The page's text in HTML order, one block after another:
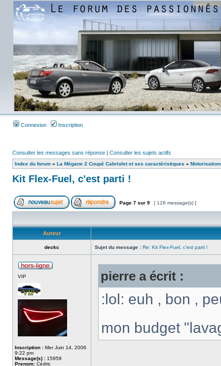
Connexion Inscription
Consulter les messages sans réponse | Consulter les sujets actifs
Index du forum » La Mégane 2 Coupé Cabriolet et ses caractéristiques »
Kit Flex-Fuel, c'est parti !
Page 7 sur 9 [ 126 message(s) ]
Auteur
deckc Sujet du message : Re: Kit Flex-Fuel, c'est parti !
VIP
Inscription : Mer Juin 14, 2006
9:22 pm
Message(s) : 15959
Prenom: Cédric
pierre a écrit :
:lol: euh , bon ,
mon budget